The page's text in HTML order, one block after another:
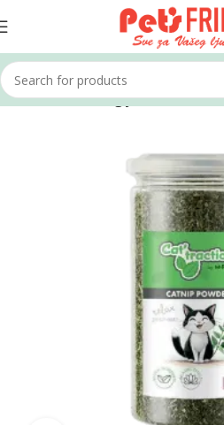
Home Mačke Higijena i